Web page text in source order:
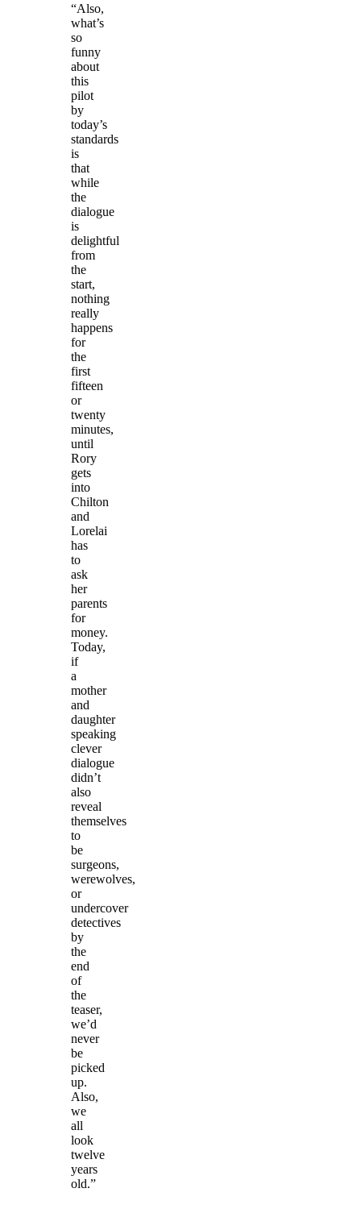
“Also,
what’s
so
funny
about
this
pilot
by
today’s
standards
is
that
while
the
dialogue
is
delightful
from
the
start,
nothing
really
happens
for
the
first
fifteen
or
twenty
minutes,
until
Rory
gets
into
Chilton
and
Lorelai
has
to
ask
her
parents
for
money.
Today,
if
a
mother
and
daughter
speaking
clever
dialogue
didn’t
also
reveal
themselves
to
be
surgeons,
werewolves,
or
undercover
detectives
by
the
end
of
the
teaser,
we’d
never
be
picked
up.
Also,
we
all
look
twelve
years
old.”